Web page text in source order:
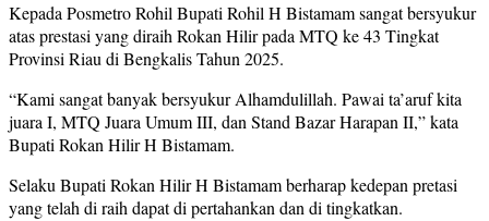
Kepada Posmetro Rohil Bupati Rohil H Bistamam sangat bersyukur
atas prestasi yang diraih Rokan Hilir pada MTQ ke 43 Tingkat
Provinsi Riau di Bengkalis Tahun 2025.
“Kami sangat banyak bersyukur Alhamdulillah. Pawai ta’aruf kita
juara I, MTQ Juara Umum III, dan Stand Bazar Harapan II,” kata
Bupati Rokan Hilir H Bistamam.
Selaku Bupati Rokan Hilir H Bistamam berharap kedepan pretasi
yang telah di raih dapat di pertahankan dan di tingkatkan.